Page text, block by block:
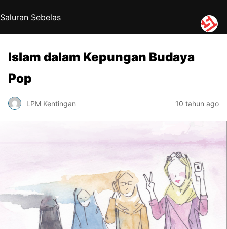
Saluran Sebelas
Islam dalam Kepungan Budaya
Pop
LPM Kentingan 10 tahun ago